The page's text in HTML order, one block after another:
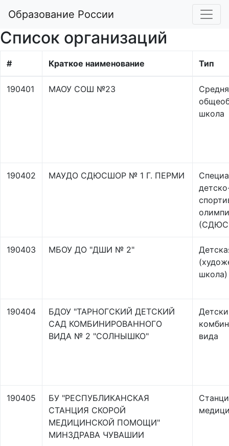
Образование России
Список организаций
# Краткое наименование Тип
190401 МАОУ СОШ №23
школа
190402 МАУДО СДЮСШОР № 1 Г. ПЕРМИ
190403 МБОУ ДО "ДШИ № 2"
школа)
190404
БДОУ "ТАРНОГСКИЙ ДЕТСКИЙ
САД КОМБИНИРОВАННОГО
ВИДА № 2 "СОЛНЫШКО"
вида
190405
БУ "РЕСПУБЛИКАНСКАЯ
СТАНЦИЯ СКОРОЙ
МЕДИЦИНСКОЙ ПОМОЩИ"
МИНЗДРАВА ЧУВАШИИ